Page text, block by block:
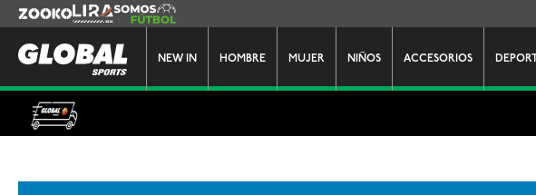
NEW IN HOMBRE MUJER NIÑOS ACCESORIOS
Zooko Lira Somos Futbol